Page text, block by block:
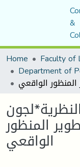
&
Home
المنظور
الواقعي